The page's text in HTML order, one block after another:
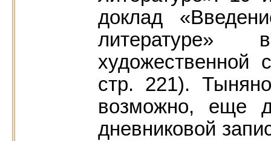
доклад
стр. 221).
возможно, еще
дневниковой